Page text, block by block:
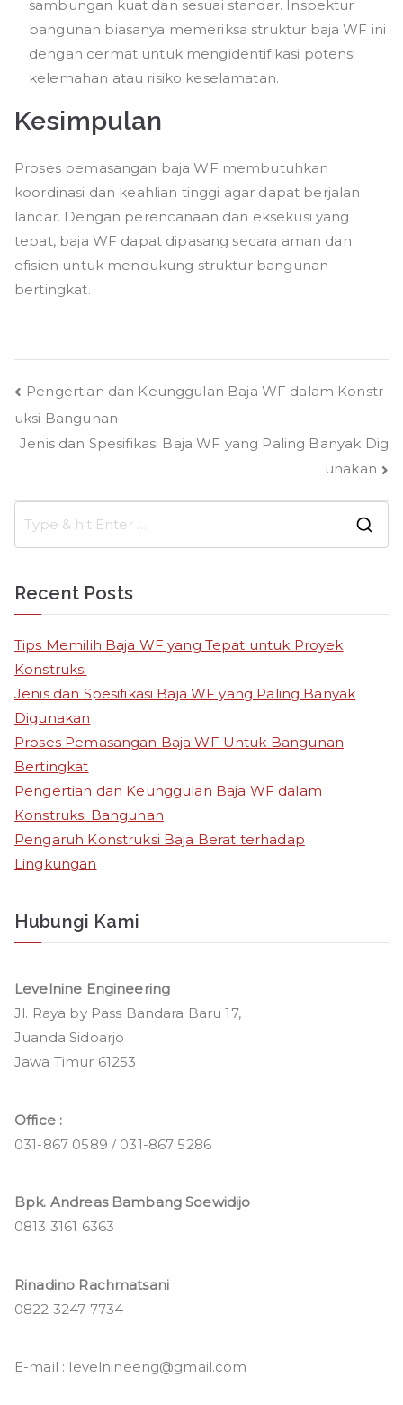
sambungan kuat dan sesuai standar. Inspektur
bangunan biasanya memeriksa struktur baja WF ini
dengan cermat untuk mengidentifikasi potensi
kelemahan atau risiko keselamatan.
Kesimpulan
Proses pemasangan baja WF membutuhkan
koordinasi dan keahlian tinggi agar dapat berjalan
lancar. Dengan perencanaan dan eksekusi yang
tepat, baja WF dapat dipasang secara aman dan
efisien untuk mendukung struktur bangunan
bertingkat.
Post
navigation
Pengertian dan Keunggulan Baja WF dalam Konstr
uksi Bangunan
Jenis dan Spesifikasi Baja WF yang Paling Banyak Dig
unakan
Recent Posts
Tips Memilih Baja WF yang Tepat untuk Proyek
Konstruksi
Jenis dan Spesifikasi Baja WF yang Paling Banyak
Digunakan
Proses Pemasangan Baja WF Untuk Bangunan
Bertingkat
Pengertian dan Keunggulan Baja WF dalam
Konstruksi Bangunan
Pengaruh Konstruksi Baja Berat terhadap
Lingkungan
Hubungi Kami
Levelnine Engineering
Jl. Raya by Pass Bandara Baru 17,
Juanda Sidoarjo
Jawa Timur 61253
Office :
031-867 0589 / 031-867 5286
Bpk. Andreas Bambang Soewidijo
0813 3161 6363
Rinadino Rachmatsani
0822 3247 7734
E-mail : levelnineeng@gmail.com